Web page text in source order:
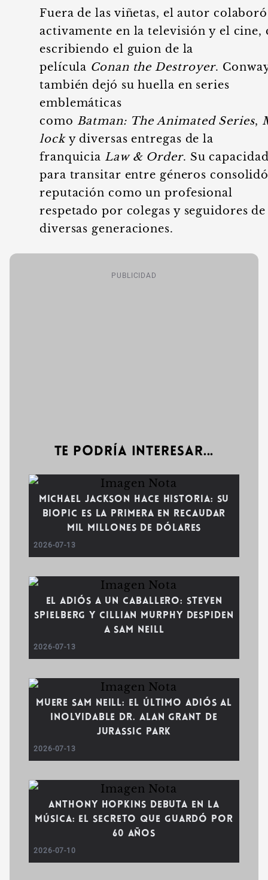
Fuera de las viñetas, el autor colaboró
activamente en la televisión y el cine,
escribiendo el guion de la
película Conan the Destroyer.
también dejó su huella en series
emblemáticas
como Batman: The Animated Series,
locky diversas entregas de la
franquicia Law & Order. Su
para transitar entre géneros
reputación como un profesional
respetado por colegas y seguidores de
diversas generaciones.
PUBLICIDAD
Te podría interesar...
Michael Jackson hace historia: Su
biopic es la primera en recaudar
mil millones de dólares
2026-07-13
El adiós a un caballero: Steven
Spielberg y Cillian Murphy despiden
a Sam Neill
2026-07-13
Muere Sam Neill: El último adiós al
inolvidable Dr. Alan Grant de
Jurassic Park
2026-07-13
Anthony Hopkins debuta en la
música: El secreto que guardó por
60 años
2026-07-10